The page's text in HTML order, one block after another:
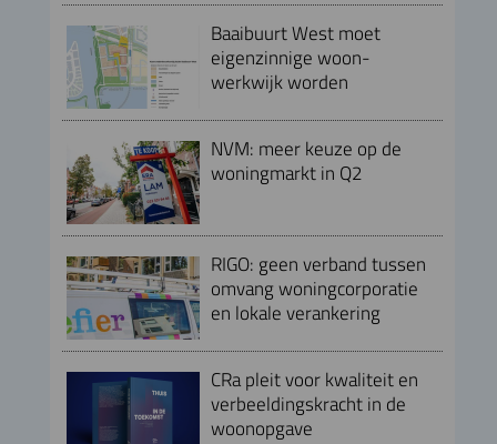
Baaibuurt West moet
eigenzinnige woon-
werkwijk worden
NVM: meer keuze op de
woningmarkt in Q2
RIGO: geen verband tussen
omvang woningcorporatie
en lokale verankering
CRa pleit voor kwaliteit en
verbeeldingskracht in de
woonopgave